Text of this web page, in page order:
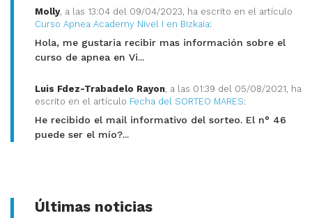
Molly, a las 13:04 del 09/04/2023, ha escrito en el artículo
Curso Apnea Academy Nivel I en Bizkaia:
Hola, me gustaria recibir mas información sobre el
curso de apnea en Vi...
Luis Fdez-Trabadelo Rayon , a las 01:39 del 05/08/2021, ha
escrito en el artículo Fecha del SORTEO MARES:
He recibido el mail informativo del sorteo. El n° 46
puede ser el mío?...
Últimas noticias